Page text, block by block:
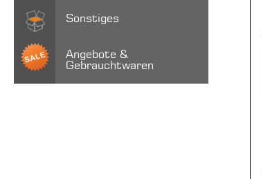
Sonstiges
Angebote &
Gebrauchtwaren